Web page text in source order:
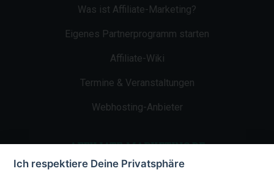
Was ist Affiliate-Marketing?
Eigenes Partnerprogramm starten
Affiliate-Wiki
Termine & Veranstaltungen
Webhosting-Anbieter
AFFILIATE-MARKETING.DE
Ich respektiere Deine Privatsphäre